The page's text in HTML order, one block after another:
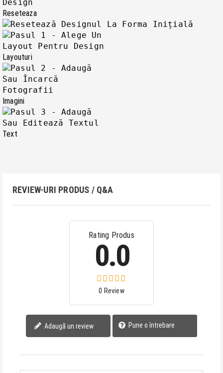
Reseteaza
Layouturi
Imagini
Text
REVIEW-URI PRODUS / Q&A
Rating Produs
0.0
0 Review
Adaugă un review Pune o întrebare